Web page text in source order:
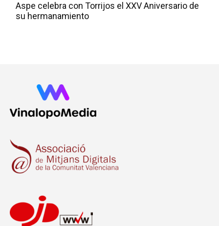
Aspe celebra con Torrijos el XXV Aniversario de
su hermanamiento